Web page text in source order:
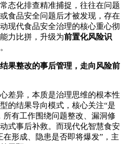
态化排查精准捕捉，往往在问题
食品安全问题后才被发现，存在
现代食品安全治理的核心重心彻
力比拼，升级为前置化风险识
果整改的事后管理，走向风险前
差异，本质是治理思维的根本性
的结果导向模式，核心关注“是
所有工作围绕问题整改、漏洞修
式事后补救。而现代化智慧食安
形成、隐患是否即将爆发”，主